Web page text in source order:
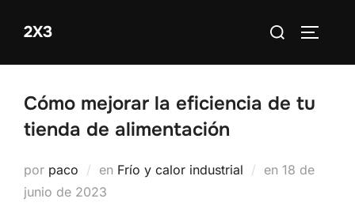
2X3 Buscar:
Cómo mejorar la eficiencia de tu
tienda de alimentación
por paco en Frío y calor industrial en Publicado
18 de
junio de 2023